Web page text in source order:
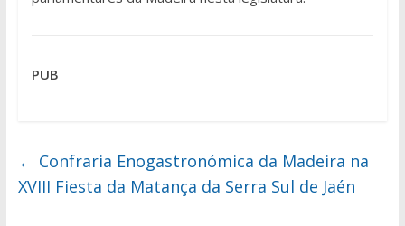
PUB
← Confraria Enogastronómica da Madeira na
XVIII Fiesta da Matança da Serra Sul de Jaén